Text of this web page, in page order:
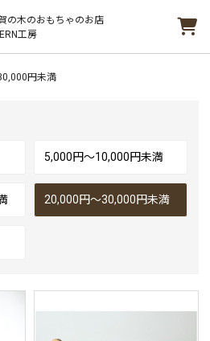
の木のおもちゃのお店
工房
円未満
5,000円～10,000円未満
20,000円～30,000円未満